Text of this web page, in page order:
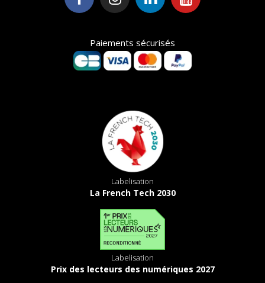
Paiements sécurisés
Labelisation
La French Tech 2030
Labelisation
Prix des lecteurs des numériques 2027